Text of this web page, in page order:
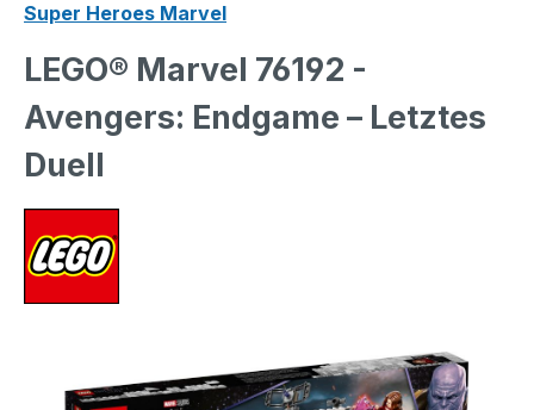
Super Heroes Marvel
LEGO® Marvel 76192 -
Avengers: Endgame – Letztes
Duell
Bildergalerie überspringen